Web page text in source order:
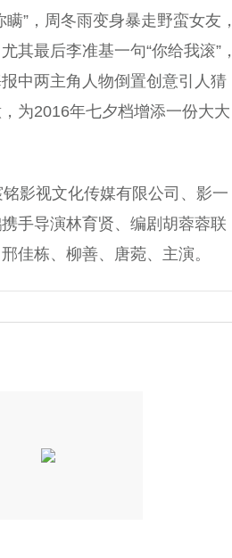
”，周冬雨变身暴走野蛮女友，
其最后李准基一句“你给我滚”，
中两主角人物倒置创意引人猜
为2016年七夕档增添一份大大
影视文化传媒有限公司、影一
手导演林育贤、编剧胡蓉蓉联
佳栋、柳善、唐菀、主演。